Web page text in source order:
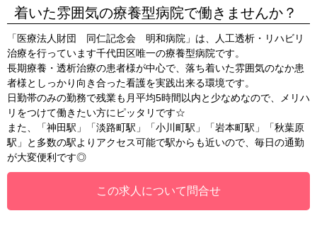
着いた雰囲気の療養型病院で働きませんか？
「医療法人財団 同仁記念会 明和病院」は、人工透析・リハビリ
治療を行っています千代田区唯一の療養型病院です。
長期療養・透析治療の患者様が中心で、落ち着いた雰囲気のなか患
者様としっかり向き合った看護を実践出来る環境です。
日勤帯のみの勤務で残業も月平均5時間以内と少なめなので、メリハ
リをつけて働きたい方にピッタリです☆
また、「神田駅」「淡路町駅」「小川町駅」「岩本町駅」「秋葉原
駅」と多数の駅よりアクセス可能で駅からも近いので、毎日の通勤
が大変便利です◎
この求人について問合せ